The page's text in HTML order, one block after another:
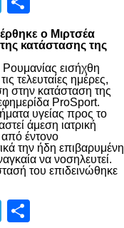
ο Μιρτσέα
κατάστασης της
εισήχθη
τελευταίες ημέρες,
στην κατάσταση της
ProSport.
υγείας προς το
άμεση ιατρική
έντονο
την ήδη επιβαρυμένη
να νοσηλευτεί.
του επιδεινώθηκε
Telegram